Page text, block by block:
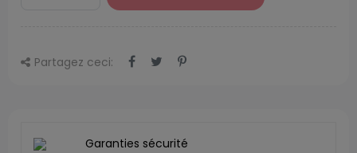
Partagez ceci:
Garanties sécurité